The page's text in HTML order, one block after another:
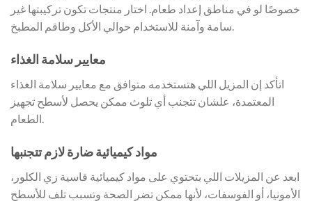
خصوصًا لو في مناطق إعداد طعام. اختار منتجات تكون تركيبتها غير
سامة وآمنة للاستخدام حوالي الأكل وطاقم المطبخ.
معايير سلامة الغذاء
اتأكد إن المزيل اللي هتستخدمه متوافق مع معايير سلامة الغذاء
المعتمدة، علشان تتجنب أي تلوث ممكن يحصل لأسطح تجهيز
الطعام.
مواد كيميائية ضارة لازم تتجنبها
ابعد عن المزيلات اللي بتحتوي على مواد كيميائية قاسية زي الكلور،
الأمونيا، أو الفوسفات، لأنها ممكن تضر الصحة وتسبب تلف للأسطح